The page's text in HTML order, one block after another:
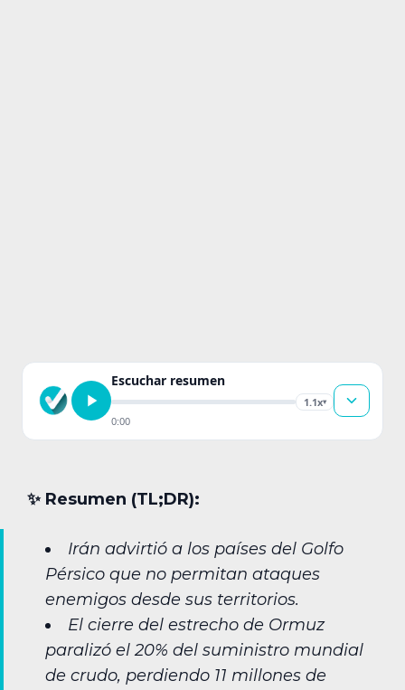
Escuchar resumen
1.1x▾
0:00
✨︎ Resumen (TL;DR):
Irán advirtió a los países del Golfo
Pérsico que no permitan ataques
enemigos desde sus territorios.
El cierre del estrecho de Ormuz
paralizó el 20% del suministro mundial
de crudo, perdiendo 11 millones de